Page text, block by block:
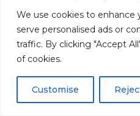
We use cookies to enhance
serve personalised ads or
traffic. By clicking "Accept
of cookies.
Customise
alternatives si
externe coûte cher,
interne ou un
votre pragmatisme et
trouver des solutions,